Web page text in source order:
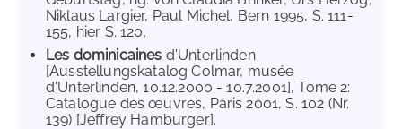
Niklaus Largier, Paul Michel, Bern 1995, S. 111-
155, hier S. 120.
Les dominicaines d'Unterlinden
[Ausstellungskatalog Colmar, musée
d'Unterlinden, 10.12.2000 - 10.7.2001], Tome 2:
Catalogue des œuvres, Paris 2001, S. 102 (Nr.
139) [Jeffrey Hamburger].